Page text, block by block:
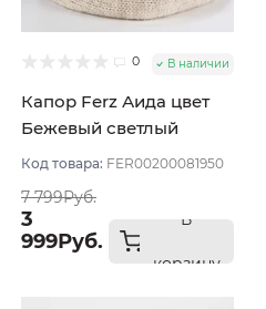
0 В наличии
Капор Ferz Аида цвет
Бежевый светлый
Код товара: FER00200081950
7 799Руб.
3
999Руб.
В
корзину